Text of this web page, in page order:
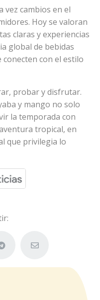
vez cambios en el
Hoy se valoran
claras y experiencias
global de bebidas
con el estilo
probar y disfrutar.
y mango no solo
la temporada con
tropical, en
que privilegia lo